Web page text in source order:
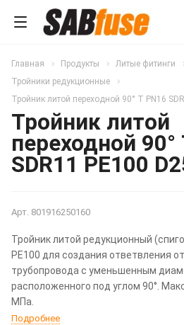
Главная Продукты
Литые фитинги
Тройники редукционные
Тройник литой переходной 90° T PN16
Тройник литой
переходной 90°
SDR11 PE100
Арт. 801916250160
Тройник литой редукционный
PE100 для создания ответвления
трубопровода с уменьшенным
расположенного под углом 90°.
МПа.
Подробнее